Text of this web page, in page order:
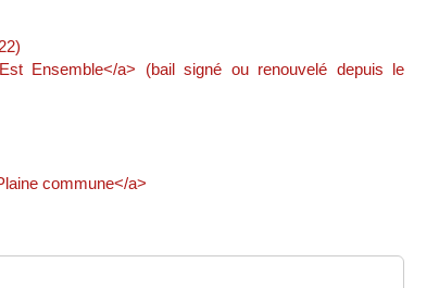
Ensemble</a> (bail signé ou renouvelé depuis le
commune</a>